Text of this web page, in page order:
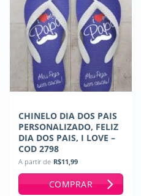
CHINELO DIA DOS PAIS
PERSONALIZADO, FELIZ
DIA DOS PAIS, I LOVE –
COD 2798
A partir de R$11,99
COMPRAR